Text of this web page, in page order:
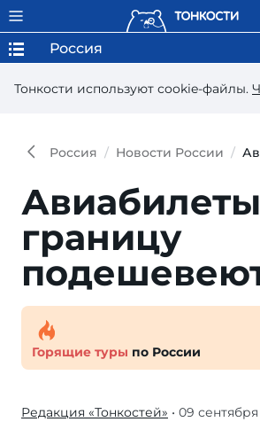
Тонкости используют сookie-файлы.
Россия
Россия Новости России
границу
Горящие туры по России
Редакция «Тонкостей» • 09